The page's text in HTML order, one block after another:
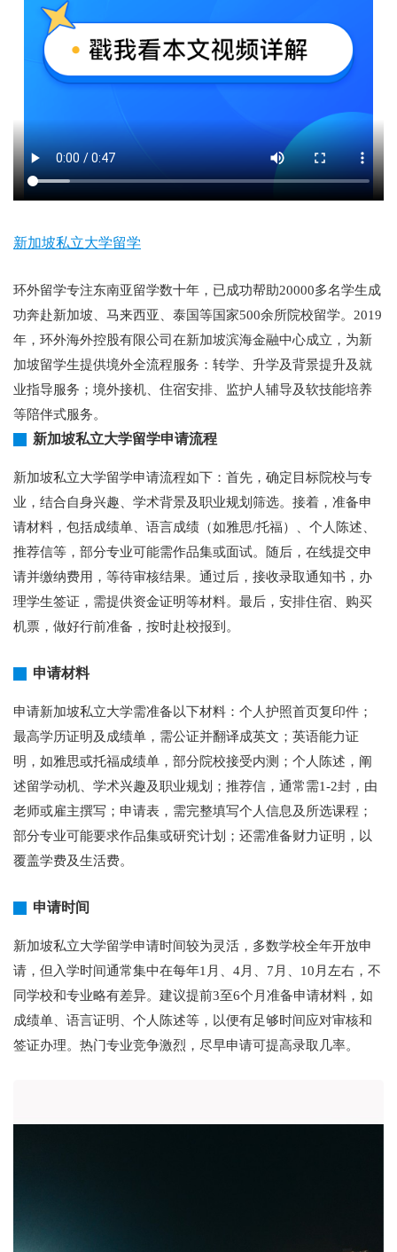
新加坡私立大学留学
环外留学专注东南亚留学数十年，已成功帮助20000多名学生成
功奔赴新加坡、马来西亚、泰国等国家500余所院校留学。2019
年，环外海外控股有限公司在新加坡滨海金融中心成立，为新
加坡留学生提供境外全流程服务：转学、升学及背景提升及就
业指导服务；境外接机、住宿安排、监护人辅导及软技能培养
等陪伴式服务。
新加坡私立大学留学申请流程
新加坡私立大学留学申请流程如下：首先，确定目标院校与专
业，结合自身兴趣、学术背景及职业规划筛选。接着，准备申
请材料，包括成绩单、语言成绩（如雅思/托福）、个人陈述、
推荐信等，部分专业可能需作品集或面试。随后，在线提交申
请并缴纳费用，等待审核结果。通过后，接收录取通知书，办
理学生签证，需提供资金证明等材料。最后，安排住宿、购买
机票，做好行前准备，按时赴校报到。
申请材料
申请新加坡私立大学需准备以下材料：个人护照首页复印件；
最高学历证明及成绩单，需公证并翻译成英文；英语能力证
明，如雅思或托福成绩单，部分院校接受内测；个人陈述，阐
述留学动机、学术兴趣及职业规划；推荐信，通常需1-2封，由
老师或雇主撰写；申请表，需完整填写个人信息及所选课程；
部分专业可能要求作品集或研究计划；还需准备财力证明，以
覆盖学费及生活费。
申请时间
新加坡私立大学留学申请时间较为灵活，多数学校全年开放申
请，但入学时间通常集中在每年1月、4月、7月、10月左右，不
同学校和专业略有差异。建议提前3至6个月准备申请材料，如
成绩单、语言证明、个人陈述等，以便有足够时间应对审核和
签证办理。热门专业竞争激烈，尽早申请可提高录取几率。